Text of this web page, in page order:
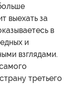
выехать за
в
и
взглядами.
третьего